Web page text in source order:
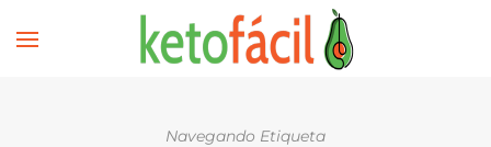
Navegando Etiqueta